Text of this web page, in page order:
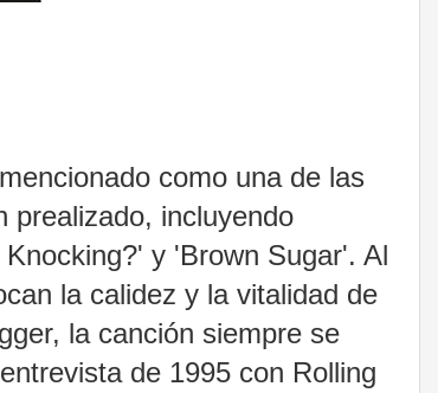
como una de las
prealizado, incluyendo
y 'Brown Sugar'. Al
la calidez y la vitalidad de
la canción siempre se
de 1995 con Rolling